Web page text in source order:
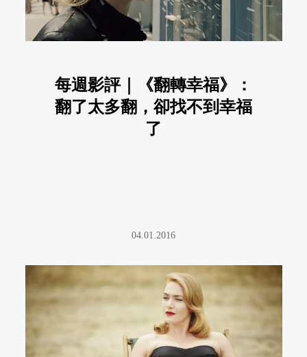
每週影評｜《翻轉幸福》：
翻了太多翻，卻找不到幸福
了
04.01.2016